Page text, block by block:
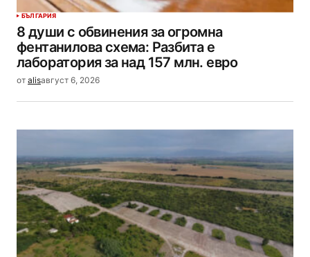
БЪЛГАРИЯ
8 души с обвинения за огромна
фентанилова схема: Разбита е
лаборатория за над 157 млн. евро
от alisавгуст 6, 2026